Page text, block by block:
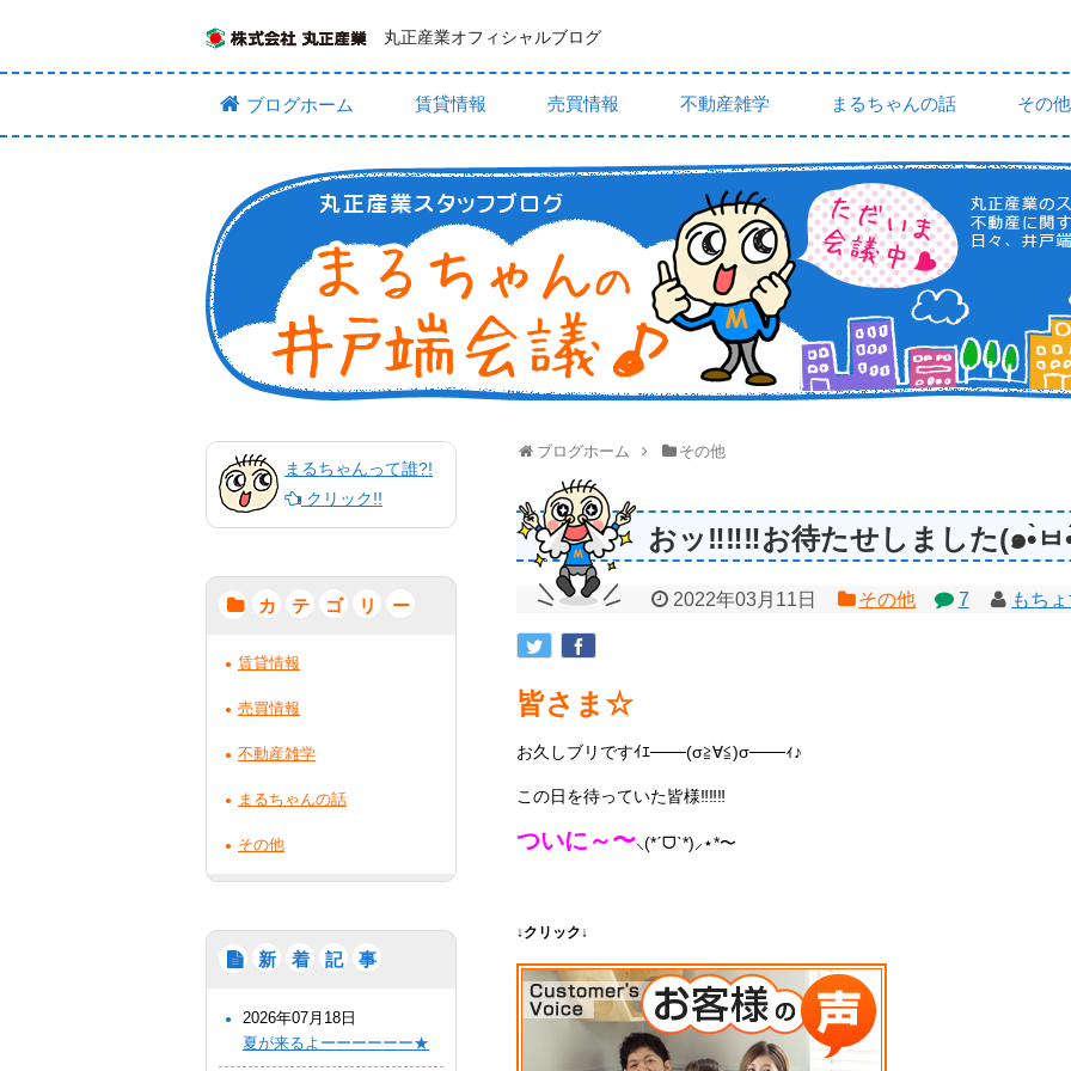
丸正産業オフィシャルブログ
ブログホーム 賃貸情報 売買情報 不動産雑学 まるちゃんの話 その他
ブログホーム その他
2022年03月11日 その他 7 もち
皆さま☆
お久しブリですｲｴ───(σ≧∀≦)σ───ｨ♪
この日を待っていた皆様‼‼‼
ついに～〜⸜(*ˊᗜˋ*)⸝⋆*〜
↓クリック↓
まるちゃんって誰?!
クリック!!
カ テ ゴ リ ー
賃貸情報
売買情報
不動産雑学
まるちゃんの話
その他
新 着 記 事
2026年07月18日
夏が来るよーーーーーー★